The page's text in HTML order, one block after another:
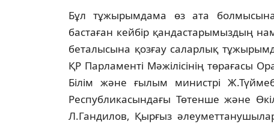
Бұл тұжырымдама өз ата
бастаған кейбiр қандастарымыздың
беталысына қозғау саларлық
ҚР Парламентi Мәжiлiсiнiң төрағасы
Бiлiм және ғылым министрi
Республикасындағы Төтенше және
Л.Гандилов, Қырғыз